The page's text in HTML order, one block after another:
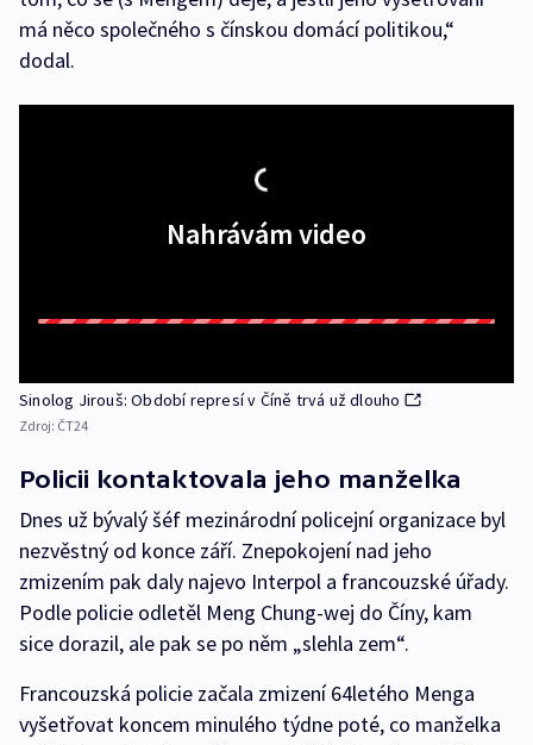
má něco společného s čínskou domácí politikou,“
dodal.
Nahrávám video
Sinolog Jirouš: Období represí v Číně trvá už dlouho
Zdroj: ČT24
Policii kontaktovala jeho manželka
Dnes už bývalý šéf mezinárodní policejní organizace byl
nezvěstný od konce září. Znepokojení nad jeho
zmizením pak daly najevo Interpol a francouzské úřady.
Podle policie odletěl Meng Chung-wej do Číny, kam
sice dorazil, ale pak se po něm „slehla zem“.
Francouzská policie začala zmizení 64letého Menga
vyšetřovat koncem minulého týdne poté, co manželka